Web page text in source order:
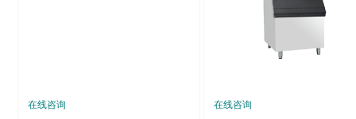
在线咨询
在线咨询